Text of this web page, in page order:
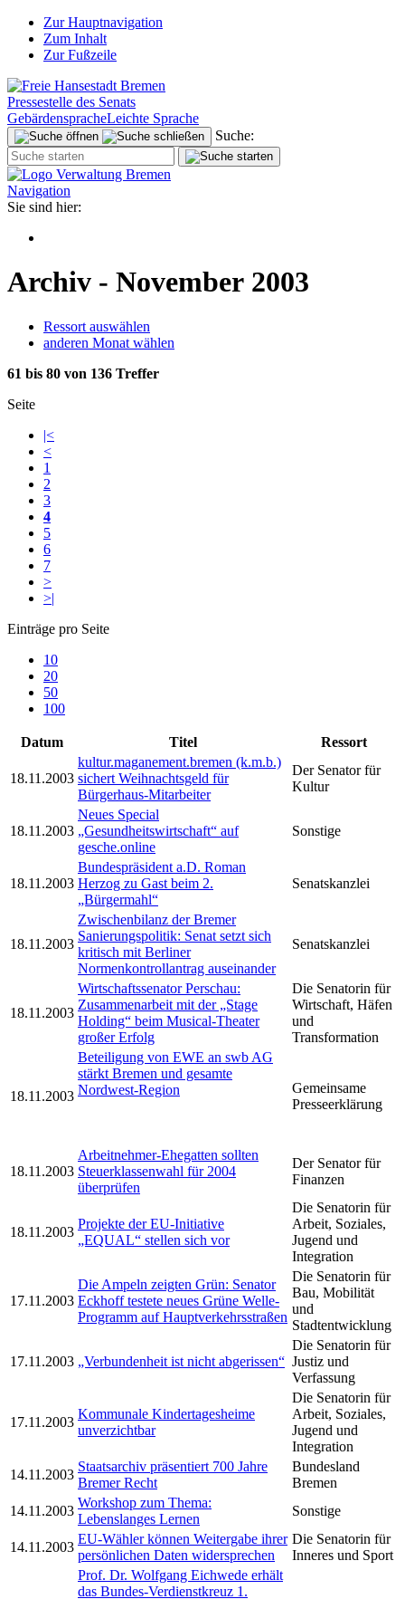
Zur Hauptnavigation
Zum Inhalt
Zur Fußzeile
Pressestelle des Senats
GebärdenspracheLeichte Sprache
Suche:
Navigation
Sie sind hier:
Archiv - November 2003
Ressort auswählen
anderen Monat wählen
61 bis 80 von 136 Treffer
Seite
|<
<
1
2
3
4
5
6
7
>
>|
Einträge pro Seite
10
20
50
100
Datum Titel Ressort
18.11.2003
kultur.maganement.bremen (k.m.b.)
sichert Weihnachtsgeld für
Bürgerhaus-Mitarbeiter
Der Senator für
Kultur
18.11.2003
Neues Special
„Gesundheitswirtschaft“ auf
gesche.online
Sonstige
18.11.2003
Bundespräsident a.D. Roman
Herzog zu Gast beim 2.
„Bürgermahl“
Senatskanzlei
18.11.2003
Zwischenbilanz der Bremer
Sanierungspolitik: Senat setzt sich
kritisch mit Berliner
Normenkontrollantrag auseinander
Senatskanzlei
18.11.2003
Wirtschaftssenator Perschau:
Zusammenarbeit mit der „Stage
Holding“ beim Musical-Theater
großer Erfolg
Die Senatorin für
Wirtschaft, Häfen
und
Transformation
18.11.2003
Beteiligung von EWE an swb AG
stärkt Bremen und gesamte
Nordwest-Region
Gemeinsame
Presseerklärung
18.11.2003
Arbeitnehmer-Ehegatten sollten
Steuerklassenwahl für 2004
überprüfen
Der Senator für
Finanzen
18.11.2003
Projekte der EU-Initiative
„EQUAL“ stellen sich vor
Die Senatorin für
Arbeit, Soziales,
Jugend und
Integration
17.11.2003
Die Ampeln zeigten Grün: Senator
Eckhoff testete neues Grüne Welle-
Programm auf Hauptverkehrsstraßen
Die Senatorin für
Bau, Mobilität
und
Stadtentwicklung
17.11.2003 „Verbundenheit ist nicht abgerissen“
Die Senatorin für
Justiz und
Verfassung
17.11.2003
Kommunale Kindertagesheime
unverzichtbar
Die Senatorin für
Arbeit, Soziales,
Jugend und
Integration
14.11.2003
Staatsarchiv präsentiert 700 Jahre
Bremer Recht
Bundesland
Bremen
14.11.2003
Workshop zum Thema:
Lebenslanges Lernen
Sonstige
14.11.2003
EU-Wähler können Weitergabe ihrer
persönlichen Daten widersprechen
Die Senatorin für
Inneres und Sport
Prof. Dr. Wolfgang Eichwede erhält
das Bundes-Verdienstkreuz 1.